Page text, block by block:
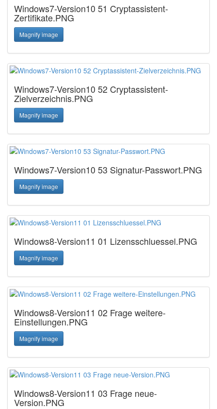
Windows7-Version10 51 Cryptassistent-
Zertifikate.PNG
Magnify image
Windows7-Version10 52 Cryptassistent-
Zielverzeichnis.PNG
Magnify image
Windows7-Version10 53 Signatur-Passwort.PNG
Magnify image
Windows8-Version11 01 Lizensschluessel.PNG
Magnify image
Windows8-Version11 02 Frage weitere-
Einstellungen.PNG
Magnify image
Windows8-Version11 03 Frage neue-
Version.PNG